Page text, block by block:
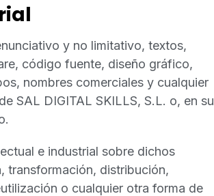
y no limitativo, textos,
código fuente, diseño gráfico,
nombres comerciales y cualquier
SAL DIGITAL SKILLS, S.L. o, en su
e industrial sobre dichos
transformación, distribución,
o cualquier otra forma de